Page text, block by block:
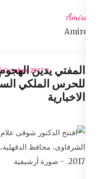
content
Enter)
Amireta
Amireta
8 October 2017
المفتي يدين
للحرس الملكي
الاخبارية